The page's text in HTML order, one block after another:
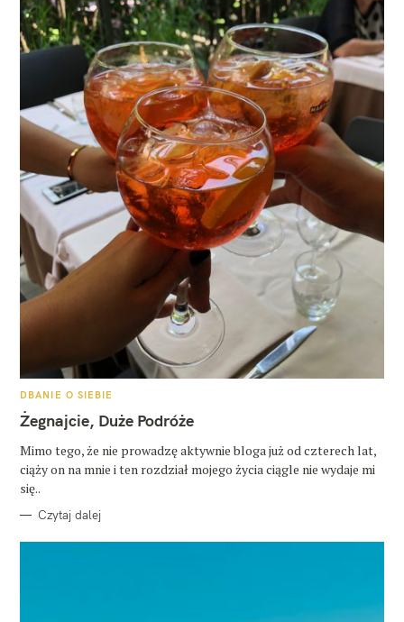
K
T
E
O
R
I
DBANIE O SIEBIE
Żegnajcie, Duże Podróże
Mimo tego, że nie prowadzę aktywnie bloga już od czterech lat,
ciąży on na mnie i ten rozdział mojego życia ciągle nie wydaje mi
się..
Czytaj dalej